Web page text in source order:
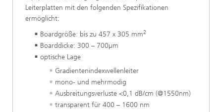
Leiterplatten mit den folgenden Spezifikationen
ermöglicht:
Boardgröße: bis zu 457 x 305 mm2
Boarddicke: 300 – 700µm
optische Lage
Gradientenindexwellenleiter
mono- und mehrmodig
Ausbreitungsverluste <0,1 dB/cm (@1550nm)
transparent für 400 – 1600 nm